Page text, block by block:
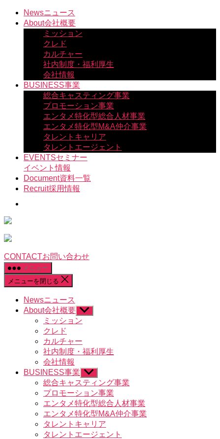
Newsニュース
About会社概要
ミッション
クレド
カルチャー
社内制度・福利厚生
会社情報
BUSINESS事業
総合キャスティング事業
プロモーション事業
エンタメ特化型総合人材事業
エンタメ特化型M&A仲介事業
タレントキャリア
タレントエージェント
EVENTSセミナー
イベント情報
Document資料一覧
Recruit採用情報
CONTACTお問い合わせ
メニュー
メニューを閉じる
Newsニュース
About会社概要 サ
ブ
ュ
ー
表
示
ミッション
クレド
カルチャー
社内制度・福利厚生
会社情報
BUSINESS事業 サ
ブ
メ
ニ
ュ
ー
を
表
総合キャスティング事業
プロモーション事業
エンタメ特化型総合人材事業
エンタメ特化型M&A仲介事業
タレントキャリア
タレントエージェント